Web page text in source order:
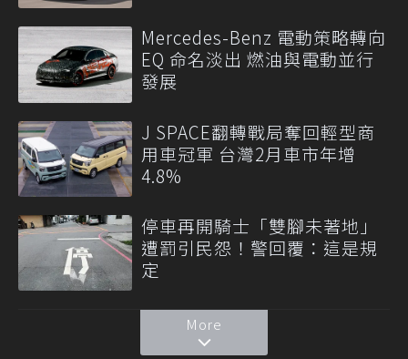
Mercedes-Benz 電動策略轉向
EQ 命名淡出 燃油與電動並行
發展
J SPACE翻轉戰局奪回輕型商
用車冠軍 台灣2月車市年增
4.8%
停車再開騎士「雙腳未著地」
遭罰引民怨！警回覆：這是規
定
More